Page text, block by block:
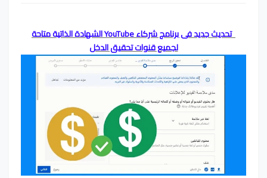
تحديث جديد فى برنامج شركاء YouTube الشهادة الذاتية متاحة
لجميع قنوات تحقيق الدخل